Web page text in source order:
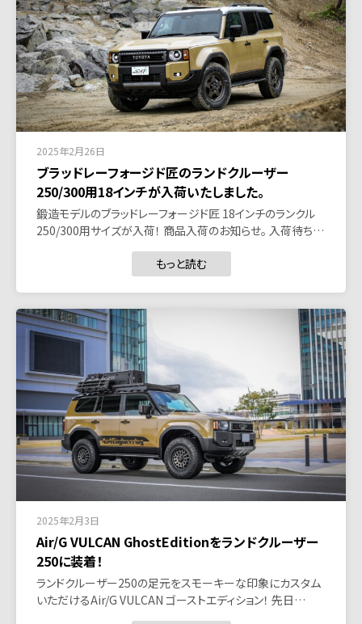
2025年2月26日
ブラッドレーフォージド匠のランドクルーザー
250/300用18インチが入荷いたしました。
鍛造モデルのブラッドレーフォージド匠 18インチのランクル
250/300用サイズが入荷！ 商品入荷のお知らせ。 入荷待ち…
もっと読む
2025年2月3日
Air/G VULCAN GhostEditionをランドクルーザー
250に装着！
ランドクルーザー250の足元をスモーキーな印象にカスタム
いただけるAir/G VULCAN ゴーストエディション！ 先日…